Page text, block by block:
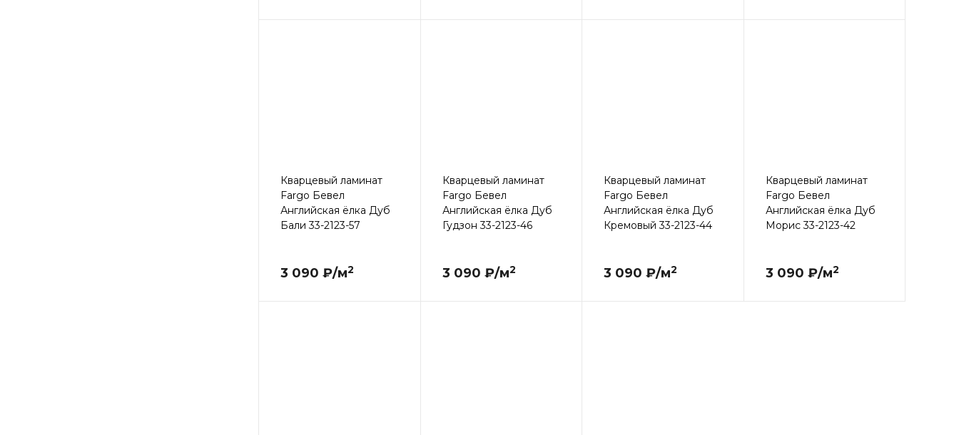
Кварцевый ламинат
Fargo Бевел
Английская ёлка Дуб
Бали 33-2123-57
3 090 ₽/м2
Кварцевый ламинат
Fargo Бевел
Английская ёлка Дуб
Гудзон 33-2123-46
3 090 ₽/м2
Кварцевый ламинат
Fargo Бевел
Английская ёлка Дуб
Кремовый 33-2123-44
3 090 ₽/м2
Кварцевый ламинат
Fargo Бевел
Английская ёлка Дуб
Морис 33-2123-42
3 090 ₽/м2